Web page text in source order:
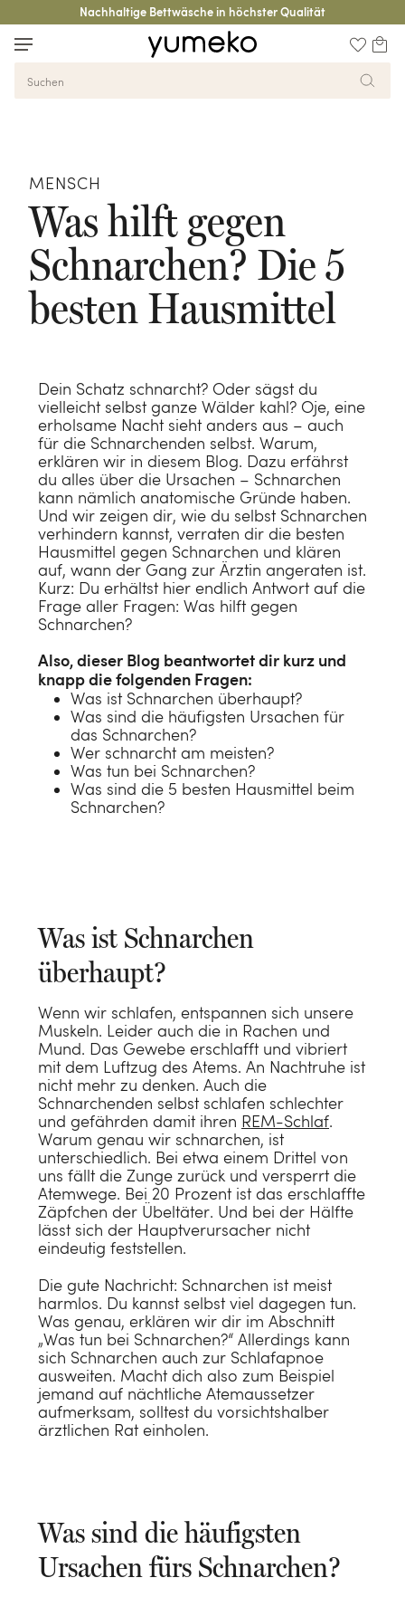
Nachhaltige Bettwäsche in höchster Qualität
Zurück zur Übersicht
MENSCH
Was hilft gegen
Schnarchen? Die 5
besten Hausmittel
Dein Schatz schnarcht? Oder sägst du
vielleicht selbst ganze Wälder kahl? Oje, eine
erholsame Nacht sieht anders aus – auch
für die Schnarchenden selbst. Warum,
erklären wir in diesem Blog. Dazu erfährst
du alles über die Ursachen – Schnarchen
kann nämlich anatomische Gründe haben.
Und wir zeigen dir, wie du selbst Schnarchen
verhindern kannst, verraten dir die besten
Hausmittel gegen Schnarchen und klären
auf, wann der Gang zur Ärztin angeraten ist.
Kurz: Du erhältst hier endlich Antwort auf die
Frage aller Fragen: Was hilft gegen
Schnarchen?
Also, dieser Blog beantwortet dir kurz und
knapp die folgenden Fragen:
Was ist Schnarchen überhaupt?
Was sind die häufigsten Ursachen für
das Schnarchen?
Wer schnarcht am meisten?
Was tun bei Schnarchen?
Was sind die 5 besten Hausmittel beim
Schnarchen?
Was ist Schnarchen
überhaupt?
Wenn wir schlafen, entspannen sich unsere
Muskeln. Leider auch die in Rachen und
Mund. Das Gewebe erschlafft und vibriert
mit dem Luftzug des Atems. An Nachtruhe ist
nicht mehr zu denken. Auch die
Schnarchenden selbst schlafen schlechter
und gefährden damit ihren REM-Schlaf.
Warum genau wir schnarchen, ist
unterschiedlich. Bei etwa einem Drittel von
uns fällt die Zunge zurück und versperrt die
Atemwege. Bei 20 Prozent ist das erschlaffte
Zäpfchen der Übeltäter. Und bei der Hälfte
lässt sich der Hauptverursacher nicht
eindeutig feststellen.
Die gute Nachricht: Schnarchen ist meist
harmlos. Du kannst selbst viel dagegen tun.
Was genau, erklären wir dir im Abschnitt
„Was tun bei Schnarchen?“ Allerdings kann
sich Schnarchen auch zur Schlafapnoe
ausweiten. Macht dich also zum Beispiel
jemand auf nächtliche Atemaussetzer
aufmerksam, solltest du vorsichtshalber
ärztlichen Rat einholen.
Was sind die häufigsten
Ursachen fürs Schnarchen?